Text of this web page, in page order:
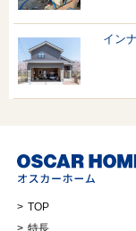
イン
TOP
特長